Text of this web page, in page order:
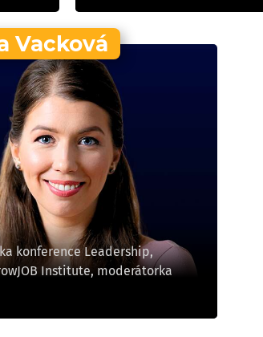
Vacková
konference Leadership,
Institute, moderátorka